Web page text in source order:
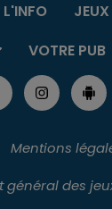
L'INFO JEUX
VOTRE PUB
Mentions
général des